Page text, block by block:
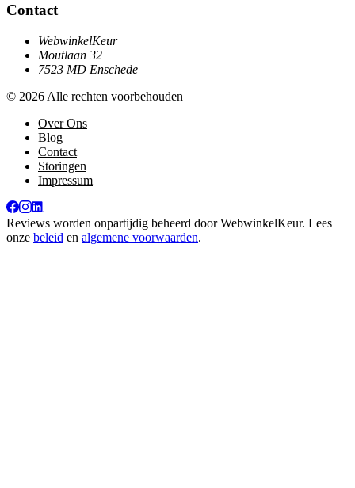
Contact
WebwinkelKeur
Moutlaan 32
7523 MD Enschede
© 2026 Alle rechten voorbehouden
Over Ons
Blog
Contact
Storingen
Impressum
Reviews worden onpartijdig beheerd doorWebwinkelKeur. Lees
onze beleid en algemene voorwaarden.